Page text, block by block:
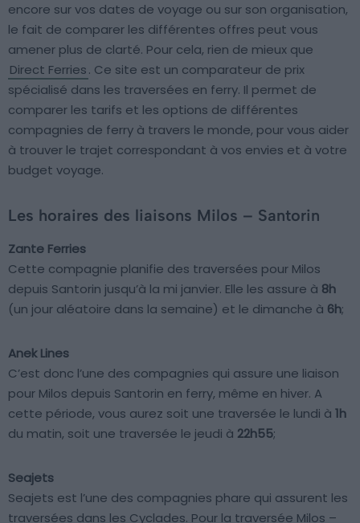
encore sur vos dates de voyage ou sur son organisation,
le fait de comparer les différentes offres peut vous
amener plus de clarté. Pour cela, rien de mieux que
Direct Ferries. Ce site est un comparateur de prix
spécialisé dans les traversées en ferry. Il permet de
comparer les tarifs et les options de différentes
compagnies de ferry à travers le monde, pour vous aider
à trouver le trajet correspondant à vos envies et à votre
budget voyage.
Les horaires des liaisons Milos – Santorin
Zante Ferries
Cette compagnie planifie des traversées pour Milos
depuis Santorin jusqu’à la mi janvier. Elle les assure à 8h
(un jour aléatoire dans la semaine) et le dimanche à 6h;
Anek Lines
C’est donc l’une des compagnies qui assure une liaison
pour Milos depuis Santorin en ferry, même en hiver. A
cette période, vous aurez soit une traversée le lundi à 1h
du matin, soit une traversée le jeudi à 22h55;
Seajets
Seajets est l’une des compagnies phare qui assurent les
traversées dans les Cyclades. Pour la traversée Milos –